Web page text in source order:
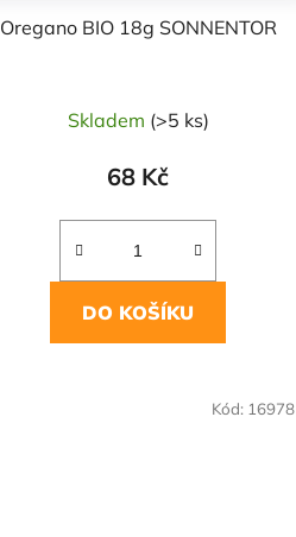
Oregano BIO 18g SONNENTOR
Skladem (>5 ks)
68 Kč
DO KOŠÍKU
Kód: 16978